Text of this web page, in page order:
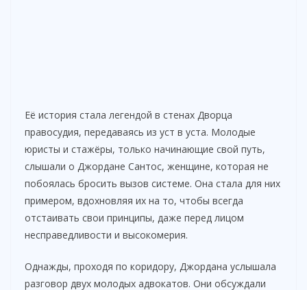
Её история стала легендой в стенах Дворца
правосудия, передаваясь из уст в уста. Молодые
юристы и стажёры, только начинающие свой путь,
слышали о Джордане Сантос, женщине, которая не
побоялась бросить вызов системе. Она стала для них
примером, вдохновляя их на то, чтобы всегда
отстаивать свои принципы, даже перед лицом
несправедливости и высокомерия.
Однажды, проходя по коридору, Джордана услышала
разговор двух молодых адвокатов. Они обсуждали